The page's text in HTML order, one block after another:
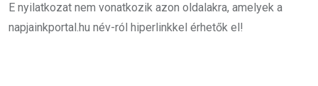
E nyilatkozat nem vonatkozik azon oldalakra, amelyek a
napjainkportal.hu név-ról hiperlinkkel érhetők el!